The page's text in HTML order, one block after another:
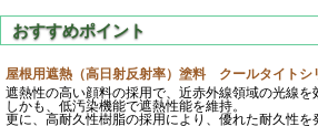
屋根用遮熱（高日射反射率）塗料 クールタイトシ
遮熱性の高い顔料の採用で、近赤外線領域の光線を
しかも、低汚染機能で遮熱性能を維持。
更に、高耐久性樹脂の採用により、優れた耐久性を